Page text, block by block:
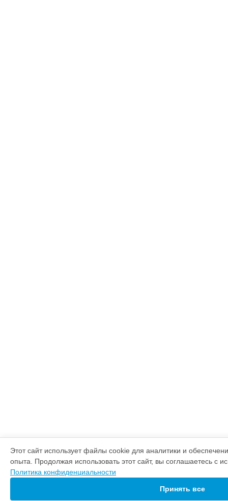
Этот сайт использует файлы cookie для аналитики и
опыта. Продолжая использовать этот сайт, вы соглашаетесь с
Политика конфиденциальности
Принять все